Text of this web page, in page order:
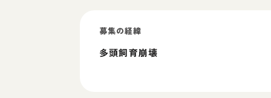
募集の経緯
多頭飼育崩壊